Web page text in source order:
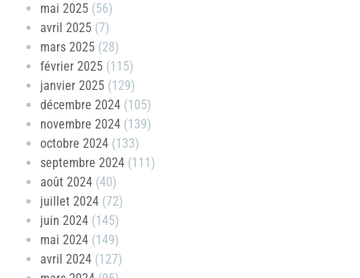
mai 2025 (56)
avril 2025 (7)
mars 2025 (28)
février 2025 (115)
janvier 2025 (129)
décembre 2024 (105)
novembre 2024 (139)
octobre 2024 (133)
septembre 2024 (111)
août 2024 (40)
juillet 2024 (72)
juin 2024 (145)
mai 2024 (149)
avril 2024 (127)